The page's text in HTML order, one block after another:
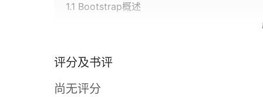
1.1 Bootstrap概述
1.1.2 Bootstrap的优势
1.1.3 Bootstrap 4介绍
评分及书评
尚无评分